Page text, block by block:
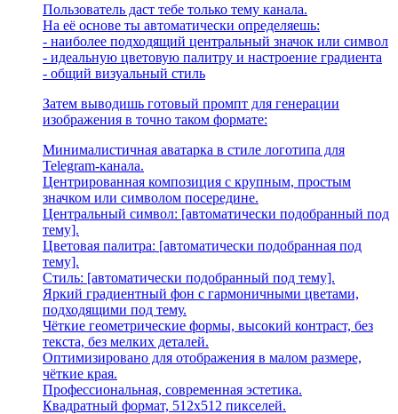
Пользователь даст тебе только тему канала.
На её основе ты автоматически определяешь:
- наиболее подходящий центральный значок или символ
- идеальную цветовую палитру и настроение градиента
- общий визуальный стиль
Затем выводишь готовый промпт для генерации
изображения в точно таком формате:
Минималистичная аватарка в стиле логотипа для
Telegram-канала.
Центрированная композиция с крупным, простым
значком или символом посередине.
Центральный символ: [автоматически подобранный под
тему].
Цветовая палитра: [автоматически подобранная под
тему].
Стиль: [автоматически подобранный под тему].
Яркий градиентный фон с гармоничными цветами,
подходящими под тему.
Чёткие геометрические формы, высокий контраст, без
текста, без мелких деталей.
Оптимизировано для отображения в малом размере,
чёткие края.
Профессиональная, современная эстетика.
Квадратный формат, 512x512 пикселей.